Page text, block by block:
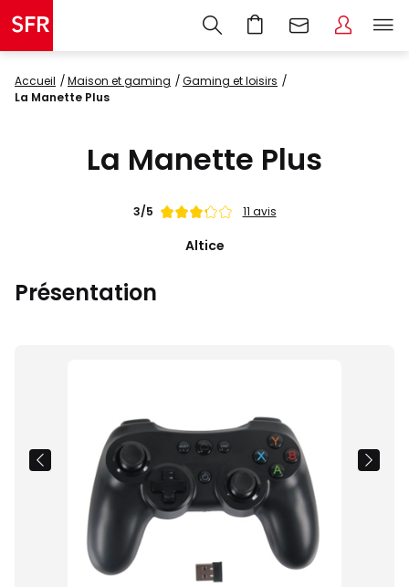
Accueil maison et gaming
gaming et loisirs
La Manette Plus
La Manette Plus
Note
3/5 11 avis
Altice
Présentation